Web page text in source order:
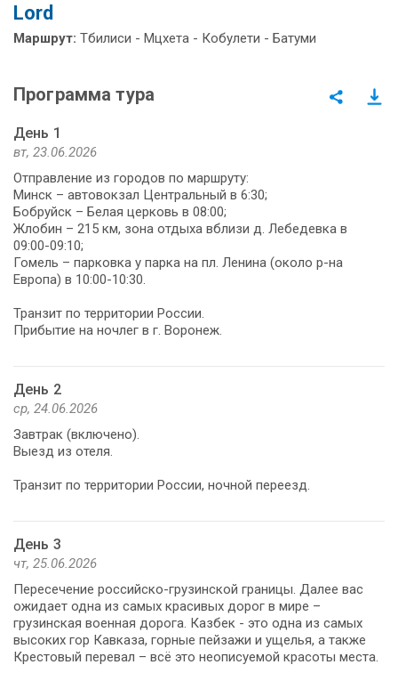
Lord
Маршрут: Тбилиси - Мцхета - Кобулети - Батуми
Программа тура
День 1
вт, 23.06.2026
Отправление из городов по маршруту:
Минск – автовокзал Центральный в 6:30;
Бобруйск – Белая церковь в 08:00;
Жлобин – 215 км, зона отдыха вблизи д. Лебедевка в
09:00-09:10;
Гомель – парковка у парка на пл. Ленина (около р-на
Европа) в 10:00-10:30.
Транзит по территории России.
Прибытие на ночлег в г. Воронеж.
День 2
ср, 24.06.2026
Завтрак (включено).
Выезд из отеля.
Транзит по территории России, ночной переезд.
День 3
чт, 25.06.2026
Пересечение российско-грузинской границы. Далее вас
ожидает одна из самых красивых дорог в мире –
грузинская военная дорога. Казбек - это одна из самых
высоких гор Кавказа, горные пейзажи и ущелья, а также
Крестовый перевал – всё это неописуемой красоты места.